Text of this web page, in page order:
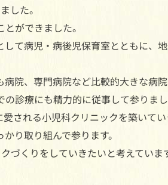
した。
ができました。
て病児・病後児保育室とともに、
院、専門病院など比較的大きな病
診療にも精力的に従事して参りまし
される小児科クリニックを築いてい
り取り組んで参ります。
くりをしていきたいと考えていま